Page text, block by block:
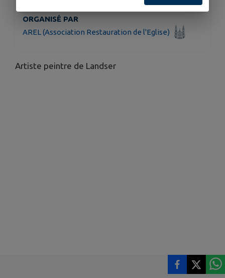
ORGANISÉ PAR
AREL (Association Restauration de l'Eglise)
Artiste peintre de Landser